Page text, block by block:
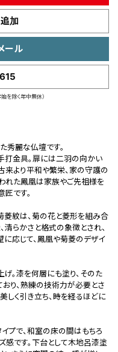
加
ール
除く年中無休）
秀麗な仏壇です。
打金具。扉には二羽の向かい
来より平和や繁栄、家の守護の
れた鳳凰は家族やご先祖様を
です。
菱紋は、菊の花と菱形を組み合
らかさと格式の象徴とされ、
応じて、鳳凰や菊菱のデザイ
。漆を何層にも塗り、そのた
り、熟練の技術力が必要とさ
しく引き立ち、時を経るほどに
プで、和室の床の間はもちろ
感です。下台として木地呂漆塗